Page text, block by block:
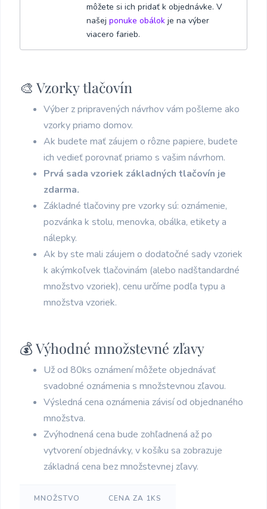
môžete si ich pridať k objednávke. V
našej ponuke obálok je na výber
viacero farieb.
🎨 Vzorky tlačovín
Výber z pripravených návrhov vám pošleme ako
vzorky priamo domov.
Ak budete mať záujem o rôzne papiere, budete
ich vedieť porovnať priamo s vašim návrhom.
Prvá sada vzoriek základných tlačovín je
zdarma.
Základné tlačoviny pre vzorky sú: oznámenie,
pozvánka k stolu, menovka, obálka, etikety a
nálepky.
Ak by ste mali záujem o dodatočné sady vzoriek
k akýmkoľvek tlačovinám (alebo nadštandardné
množstvo vzoriek), cenu určíme podľa typu a
množstva vzoriek.
💰 Výhodné množstevné zľavy
Už od 80ks oznámení môžete objednávať
svadobné oznámenia s množstevnou zľavou.
Výsledná cena oznámenia závisí od objednaného
množstva.
Zvýhodnená cena bude zohľadnená až po
vytvorení objednávky, v košíku sa zobrazuje
základná cena bez množstevnej zľavy.
MNOŽSTVO CENA ZA 1KS